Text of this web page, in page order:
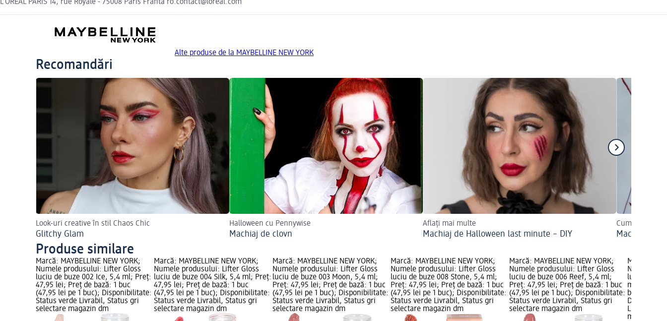
L’ORÉAL PARIS 14, rue Royale - 75008 Paris Franta ro.contact@loreal.com
Alte produse de la MAYBELLINE NEW YORK
Recomandări
Look-uri creative în stil Chaos Chic
Glitchy Glam
Halloween cu Pennywise
Machiaj de clovn
Aflați mai multe
Machiaj de Halloween last minute – DIY
Cum îl puteți
Machiajul
Produse similare
Marcă: MAYBELLINE NEW YORK;
Numele produsului: Lifter Gloss
luciu de buze 002 Ice, 5,4 ml; Preț:
47,95 lei; Preț de bază: 1 buc
(47,95 lei pe 1 buc); Disponibilitate:
Status verde Livrabil, Status gri
selectare magazin dm
Marcă: MAYBELLINE NEW YORK;
Numele produsului: Lifter Gloss
luciu de buze 004 Silk, 5,4 ml; Preț:
47,95 lei; Preț de bază: 1 buc
(47,95 lei pe 1 buc); Disponibilitate:
Status verde Livrabil, Status gri
selectare magazin dm
Marcă: MAYBELLINE NEW YORK;
Numele produsului: Lifter Gloss
luciu de buze 003 Moon, 5,4 ml;
Preț: 47,95 lei; Preț de bază: 1 buc
(47,95 lei pe 1 buc); Disponibilitate:
Status verde Livrabil, Status gri
selectare magazin dm
Marcă: MAYBELLINE NEW YORK;
Numele produsului: Lifter Gloss
luciu de buze 008 Stone, 5,4 ml;
Preț: 47,95 lei; Preț de bază: 1 buc
(47,95 lei pe 1 buc); Disponibilitate:
Status verde Livrabil, Status gri
selectare magazin dm
Marcă: MAYBELLINE NEW YORK;
Numele produsului: Lifter Gloss
luciu de buze 006 Reef, 5,4 ml;
Preț: 47,95 lei; Preț de bază: 1 buc
(47,95 lei pe 1 buc); Disponibilitate:
Status verde Livrabil, Status gri
selectare magazin dm
Marcă:
Numele
luciu de
ml; Preț:
buc (47,95
Livrabil,
magazin